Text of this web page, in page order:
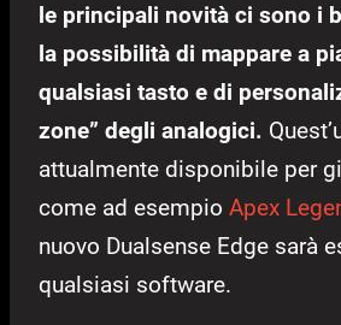
le principali novità ci sono i
la possibilità di mappare a
qualsiasi tasto e di
zone” degli analogici.
attualmente disponibile per
come ad esempio Apex
nuovo Dualsense Edge sarà
qualsiasi software.